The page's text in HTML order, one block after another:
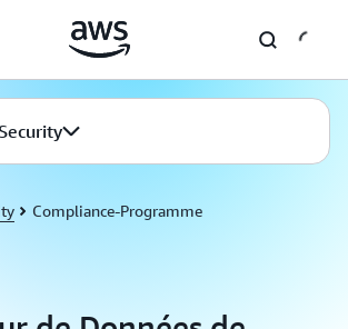
Compliance-Programme